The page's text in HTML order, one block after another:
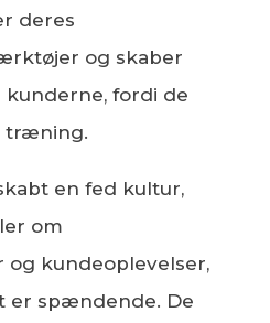
deres
og skaber
fordi de
træning.
en fed kultur,
om
kundeoplevelser,
er spændende. De